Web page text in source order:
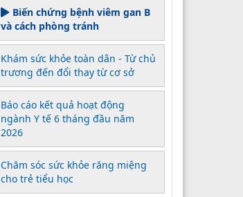
Biến chứng bệnh viêm gan B
và cách phòng tránh
Khám sức khỏe toàn dân - Từ chủ
trương đến đổi thay từ cơ sở
Báo cáo kết quả hoạt động
ngành Y tế 6 tháng đầu năm
2026
Chăm sóc sức khỏe răng miệng
cho trẻ tiểu học